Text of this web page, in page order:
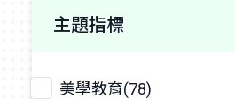
主題指標
美學教育(78)